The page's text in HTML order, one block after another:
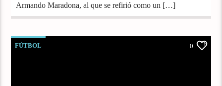
Armando Maradona, al que se refirió como un […]
FÚTBOL 0